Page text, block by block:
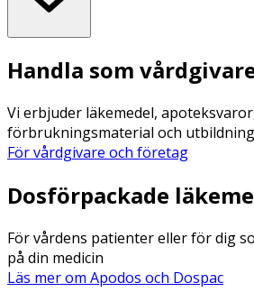
Handla som
Vi erbjuder läkemedel,
förbrukningsmaterial och
För vårdgivare och företag
Dosförpackade
För vårdens patienter eller för dig
på din medicin
Läs mer om Apodos och Dospac